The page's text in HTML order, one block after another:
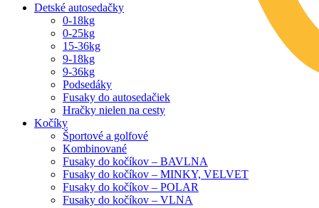
Detské autosedačky
0-18kg
0-25kg
15-36kg
9-18kg
9-36kg
Podsedáky
Fusaky do autosedačiek
Hračky nielen na cesty
Kočíky
Športové a golfové
Kombinované
Fusaky do kočíkov – BAVLNA
Fusaky do kočíkov – MINKY, VELVET
Fusaky do kočíkov – POLAR
Fusaky do kočíkov – VLNA